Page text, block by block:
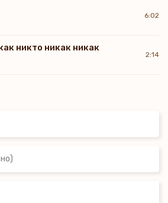
6:02
никто никак никак
2:14